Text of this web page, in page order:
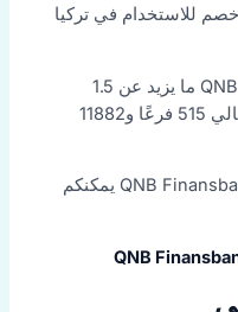
للاستخدام في تركيا
يخدم بنك كيو إن بى QNB Finansbank ما يزيد عن 1.5
مليون عميل في تركيا والعالم بإجمالي 515 فرعًا و11882
لمراجعة شاملة لبنك كيو إن بى QNB Finansbank يمكنكم